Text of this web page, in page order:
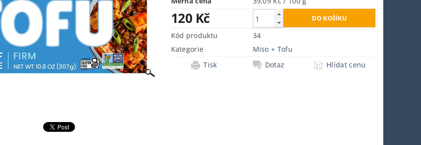
120 Kč
Kód produktu
34
Kategorie
Miso + Tofu
Tisk
Dotaz Hlídat cenu